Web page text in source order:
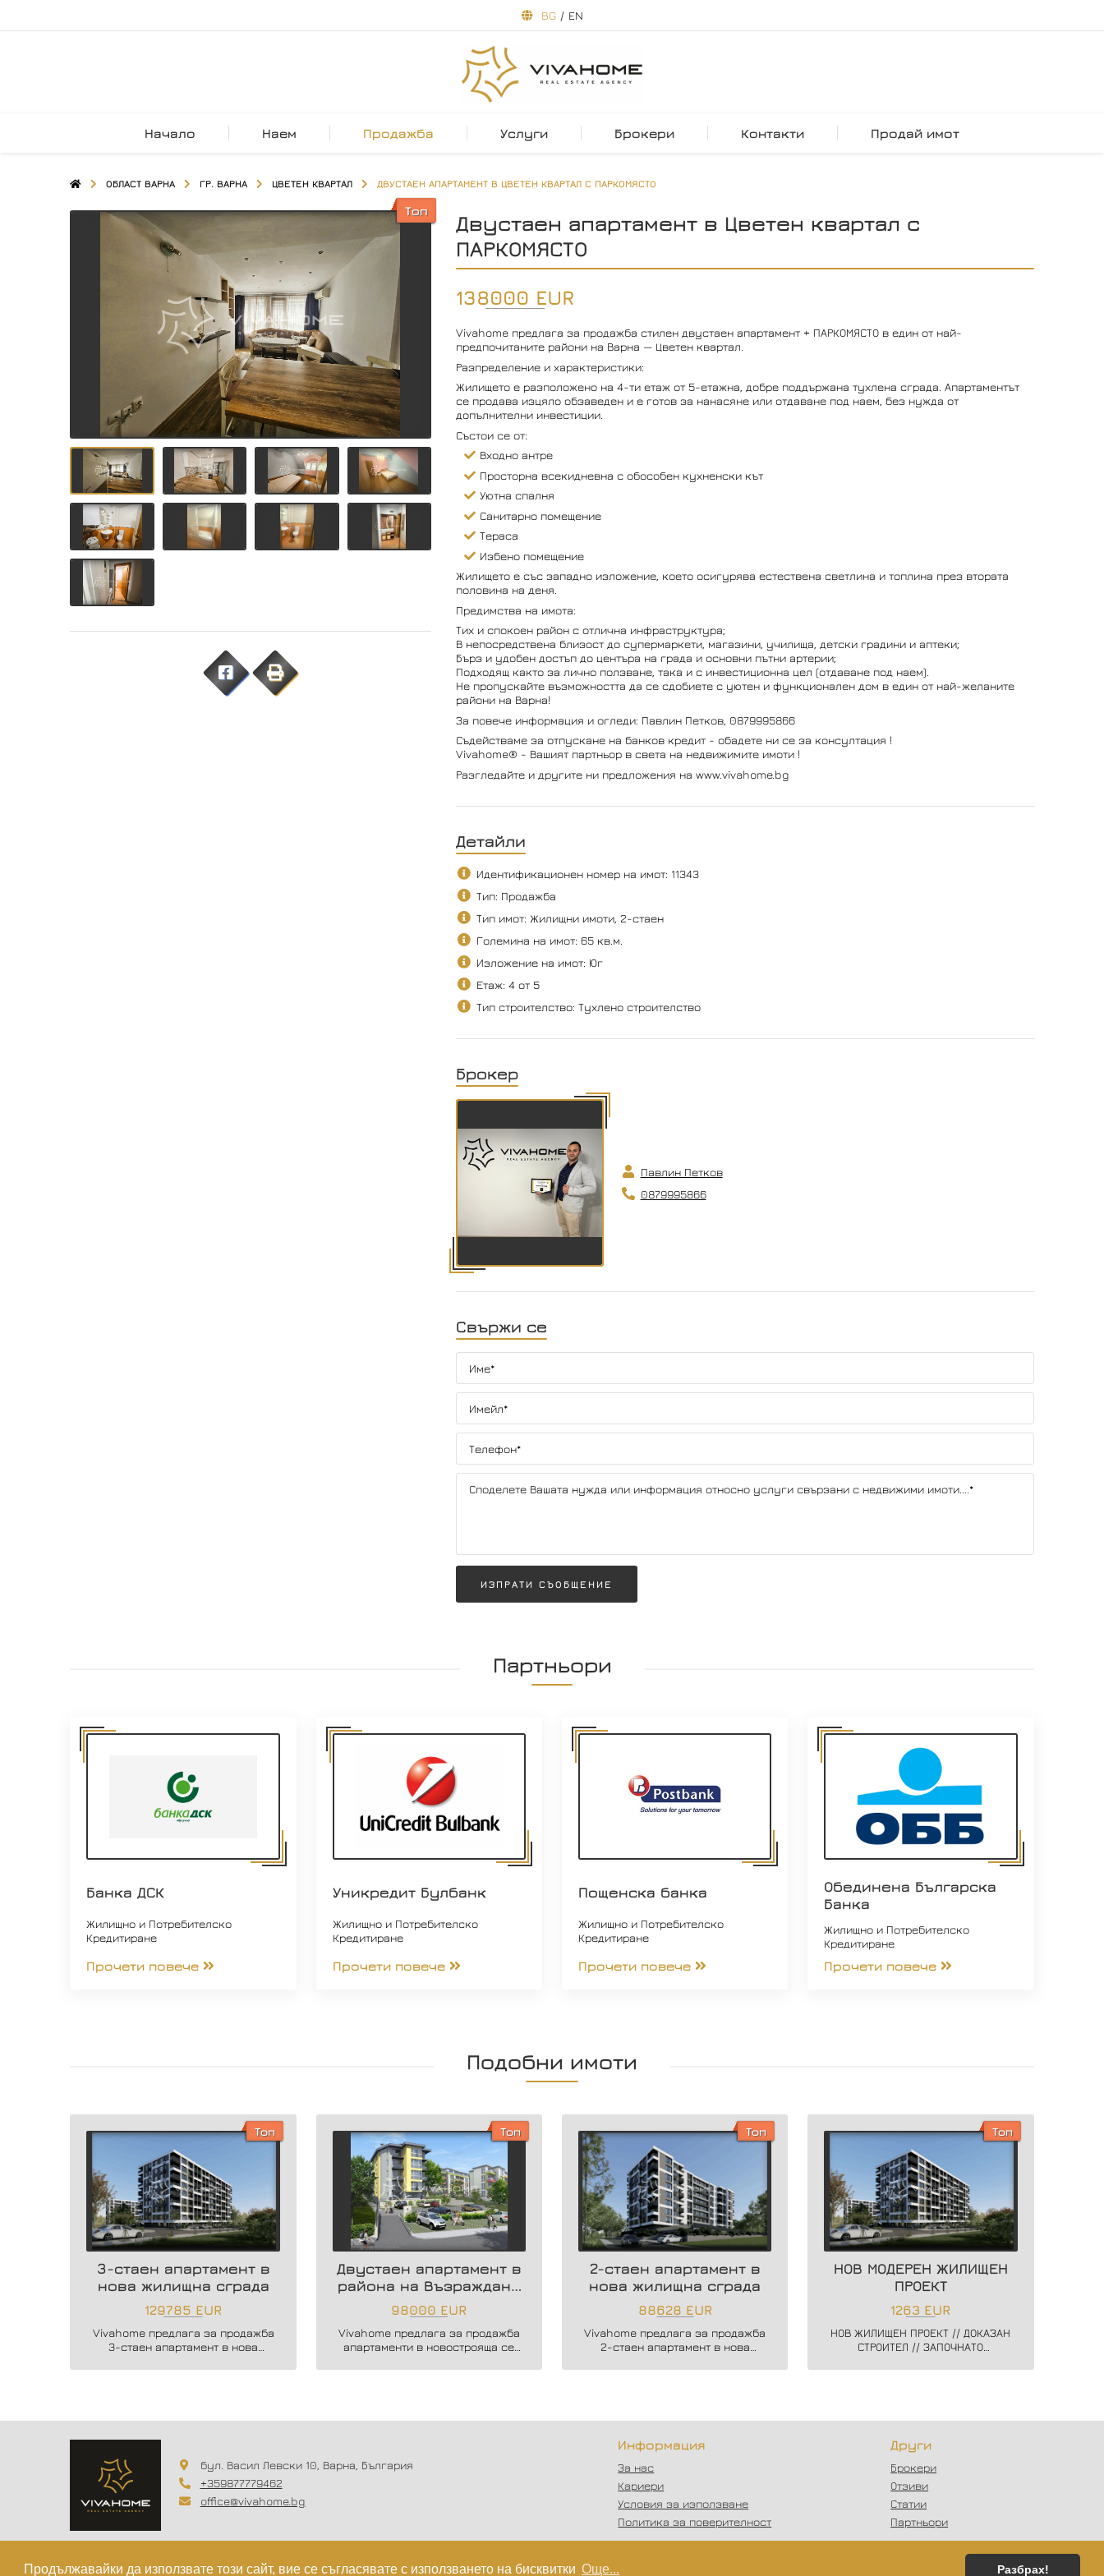
Продължавайки да използвате този сайт, вие се съгласявате с използването на бисквитки Още... Разбрах!
BG / EN
Начало Наем Продажба Услуги Брокери Контакти Продай имот
ОБЛАСТ ВАРНА ГР. ВАРНА ЦВЕТЕН КВАРТАЛ ДВУСТАЕН АПАРТАМЕНТ В ЦВЕТЕН КВАРТАЛ С ПАРКОМЯСТО
Топ
Двустаен апартамент в Цветен квартал с
ПАРКОМЯСТО
138000 EUR
Vivahome предлага за продажба стилен двустаен апартамент + ПАРКОМЯСТО в един от най-
предпочитаните райони на Варна — Цветен квартал.
Разпределение и характеристики:
Жилището е разположено на 4-ти етаж от 5-етажна, добре поддържана тухлена сграда. Апартаментът
се продава изцяло обзаведен и е готов за нанасяне или отдаване под наем, без нужда от
допълнителни инвестиции.
Състои се от:
Входно антре
Просторна всекидневна с обособен кухненски кът
Уютна спалня
Санитарно помещение
Тераса
Избено помещение
Жилището е със западно изложение, което осигурява естествена светлина и топлина през втората
половина на деня.
Предимства на имота:
Тих и спокоен район с отлична инфраструктура;
В непосредствена близост до супермаркети, магазини, училища, детски градини и аптеки;
Бърз и удобен достъп до центъра на града и основни пътни артерии;
Подходящ както за лично ползване, така и с инвестиционна цел (отдаване под наем).
Не пропускайте възможността да се сдобиете с уютен и функционален дом в един от най-желаните
райони на Варна!
За повече информация и огледи: Павлин Петков, 0879995866
Съдействаме за отпускане на банков кредит - обадете ни се за консултация !
Vivahome® - Вашият партньор в света на недвижимите имоти !
Разгледайте и другите ни предложения на www.vivahome.bg
Детайли
Идентификационен номер на имот: 11343
Тип: Продажба
Тип имот: Жилищни имоти, 2-стаен
Големина на имот: 65 кв.м.
Изложение на имот: Юг
Етаж: 4 от 5
Тип строителство: Тухлено строителство
Брокер
Павлин Петков
0879995866
Свържи се
ИЗПРАТИ СЪОБЩЕНИЕ
Партньори
Банка ДСК
Жилищно и Потребителско
Кредитиране
Прочети повече
Уникредит Булбанк
Жилищно и Потребителско
Кредитиране
Прочети повече
Пощенска банка
Жилищно и Потребителско
Кредитиране
Прочети повече
Обединена Българска
Банка
Жилищно и Потребителско
Кредитиране
Прочети повече
Подобни имоти
Топ
3-стаен апартамент в
нова жилищна сграда
129785 EUR
Vivahome предлага за продажба
3-стаен апартамент в нова
Варненчик.
Топ
Двустаен апартамент в
района на Възраждане
3
98000 EUR
Vivahome предлага за продажба
апартаменти в новострояща се
3.
Топ
2-стаен апартамент в
нова жилищна сграда
88628 EUR
Vivahome предлага за продажба
2-стаен апартамент в нова
Варненчик.
Топ
НОВ МОДЕРЕН ЖИЛИЩЕН
ПРОЕКТ
1263 EUR
НОВ ЖИЛИЩЕН ПРОЕКТ // ДОКАЗАН
СТРОИТЕЛ // ЗАПОЧНАТО
НА ПЛАЩАНЕ // СХЕМА - 20/80
бул. Васил Левски 10, Варна, България
+359877779462
office@vivahome.bg
Информация
За нас
Кариери
Условия за използване
Политика за поверителност
Други
Брокери
Отзиви
Статии
Партньори
© 2023 - 2026VIVAHOME. Всички права запазени.Изработка на софтуерот Wollow